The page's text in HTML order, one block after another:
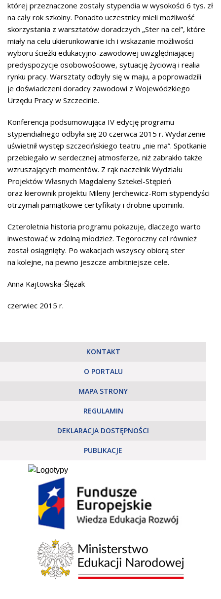
której przeznaczone zostały stypendia w wysokości 6 tys. zł
na cały rok szkolny. Ponadto uczestnicy mieli możliwość
skorzystania z warsztatów doradczych „Ster na cel”, które
miały na celu ukierunkowanie ich i wskazanie możliwości
wyboru ścieżki edukacyjno-zawodowej uwzględniającej
predyspozycje osobowościowe, sytuację życiową i realia
rynku pracy. Warsztaty odbyły się w maju, a poprowadzili
je doświadczeni doradcy zawodowi z Wojewódzkiego
Urzędu Pracy w Szczecinie.
Konferencja podsumowująca IV edycję programu
stypendialnego odbyła się 20 czerwca 2015 r. Wydarzenie
uświetnił występ szczecińskiego teatru „nie ma”. Spotkanie
przebiegało w serdecznej atmosferze, niż zabrakło także
wzruszających momentów. Z rąk naczelnik Wydziału
Projektów Własnych Magdaleny Sztekel-Stępień
oraz kierownik projektu Mileny Jerchewicz-Rom stypendyści
otrzymali pamiątkowe certyfikaty i drobne upominki.
Czteroletnia historia programu pokazuje, dlaczego warto
inwestować w zdolną młodzież. Tegoroczny cel również
został osiągnięty. Po wakacjach wszyscy obiorą ster
na kolejne, na pewno jeszcze ambitniejsze cele.
Anna Kajtowska-Ślęzak
czerwiec 2015 r.
KONTAKT
O PORTALU
MAPA STRONY
REGULAMIN
DEKLARACJA DOSTĘPNOŚCI
PUBLIKACJE